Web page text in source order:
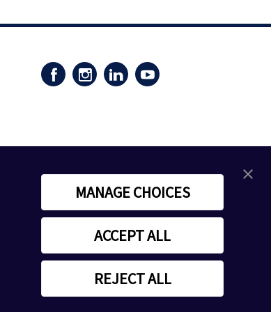
MANAGE CHOICES
ACCEPT ALL
REJECT ALL